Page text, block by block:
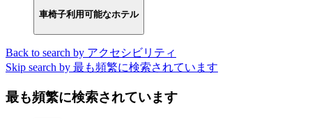
車椅子利用可能なホテル
Back to search by アクセシビリティ
Skip search by 最も頻繁に検索されています
最も頻繁に検索されています